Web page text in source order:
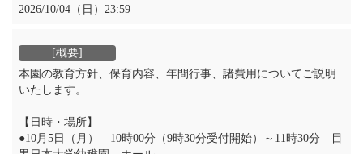
2026/10/04（日）23:59
本園の教育方針、保育内容、年間行事、諸費用についてご説明
いたします。
【日時・場所】
●10月5日（月） 10時00分（9時30分受付開始）～11時30分 目